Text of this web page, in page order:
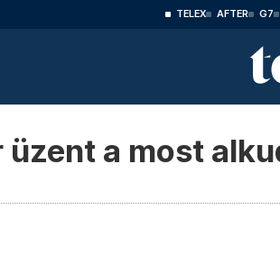
TELEX AFTER G7
üzent a most